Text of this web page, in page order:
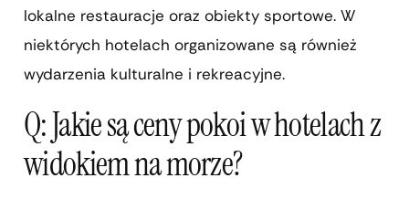
lokalne restauracje oraz obiekty sportowe. W
niektórych hotelach organizowane są również
wydarzenia kulturalne i rekreacyjne.
Q: Jakie są ceny pokoi w hotelach z
widokiem na morze?